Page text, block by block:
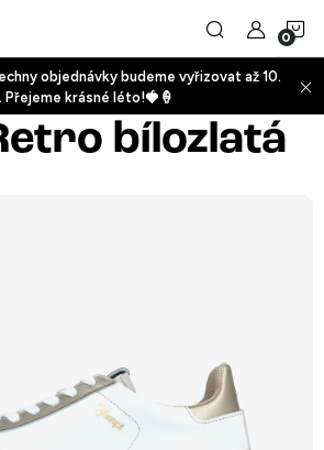
+
objednávky budeme vyřizovat až 10.
Přejeme krásné léto!🍓🍦
bílozlatá